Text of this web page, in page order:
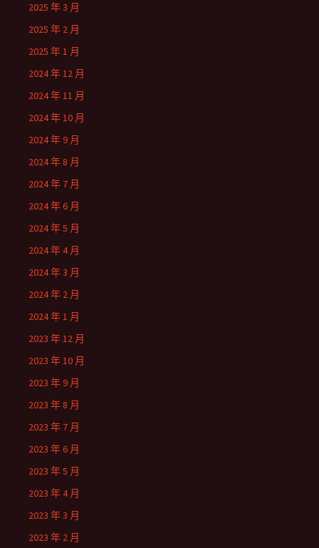
2025 年 3 月
2025 年 2 月
2025 年 1 月
2024 年 12 月
2024 年 11 月
2024 年 10 月
2024 年 9 月
2024 年 8 月
2024 年 7 月
2024 年 6 月
2024 年 5 月
2024 年 4 月
2024 年 3 月
2024 年 2 月
2024 年 1 月
2023 年 12 月
2023 年 10 月
2023 年 9 月
2023 年 8 月
2023 年 7 月
2023 年 6 月
2023 年 5 月
2023 年 4 月
2023 年 3 月
2023 年 2 月